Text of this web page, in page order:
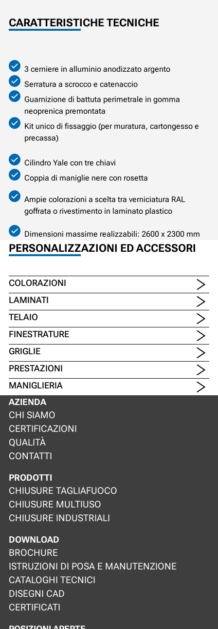
CARATTERISTICHE TECNICHE
3 cerniere in alluminio anodizzato argento
Serratura a scrocco e catenaccio
Guarnizione di battuta perimetrale in gomma
neoprenica premontata
Kit unico di fissaggio (per muratura, cartongesso e
precassa)
Cilindro Yale con tre chiavi
Coppia di maniglie nere con rosetta
Ampie colorazioni a scelta tra verniciatura RAL
goffrata o rivestimento in laminato plastico
Dimensioni massime realizzabili: 2600 x 2300 mm
PERSONALIZZAZIONI ED ACCESSORI
COLORAZIONI
LAMINATI
TELAIO
FINESTRATURE
GRIGLIE
PRESTAZIONI
MANIGLIERIA
AZIENDA
CHI SIAMO
CERTIFICAZIONI
QUALITÀ
CONTATTI
PRODOTTI
CHIUSURE TAGLIAFUOCO
CHIUSURE MULTIUSO
CHIUSURE INDUSTRIALI
DOWNLOAD
BROCHURE
ISTRUZIONI DI POSA E MANUTENZIONE
CATALOGHI TECNICI
DISEGNI CAD
CERTIFICATI